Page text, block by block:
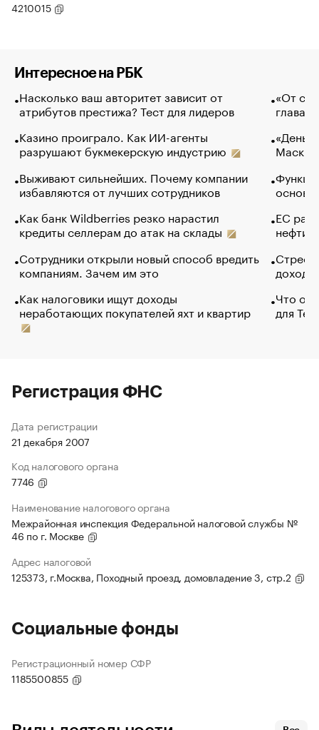
4210015
Интересное на РБК
Насколько ваш авторитет зависит от
атрибутов престижа? Тест для лидеров
Казино проиграло. Как ИИ-агенты
разрушают букмекерскую индустрию
Выживают сильнейших. Почему компании
избавляются от лучших сотрудников
Как банк Wildberries резко нарастил
кредиты селлерам до атак на склады
Сотрудники открыли новый способ вредить
компаниям. Зачем им это
Как налоговики ищут доходы
неработающих покупателей яхт и квартир
«От
глава
Маск в
основ
ЕС
нефти
Что
для
Регистрация ФНС
Дата регистрации
21 декабря 2007
Код налогового органа
7746
Наименование налогового органа
Межрайонная инспекция Федеральной налоговой службы №
46 по г. Москве
Адрес налоговой
125373, г.Москва, Походный проезд, домовладение 3, стр.2
Социальные фонды
Регистрационный номер СФР
1185500855